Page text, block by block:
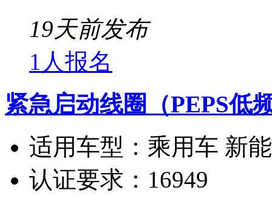
19天前发布
1人报名
紧急启动线圈（PEPS低
适用车型： 乘用车 新
认证要求： 16949